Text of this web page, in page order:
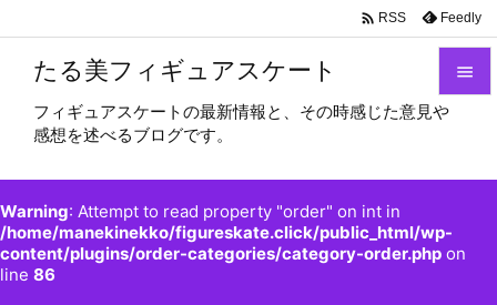
たる美フィギュアスケート
フィギュアスケートの最新情報と、その時感じた意見や
感想を述べるブログです。
Warning: Attempt to read property "order" on int in
/home/manekinekko/figureskate.click/public_html/wp-
content/plugins/order-categories/category-order.php on
line 86


前へ
 RSS Feedly